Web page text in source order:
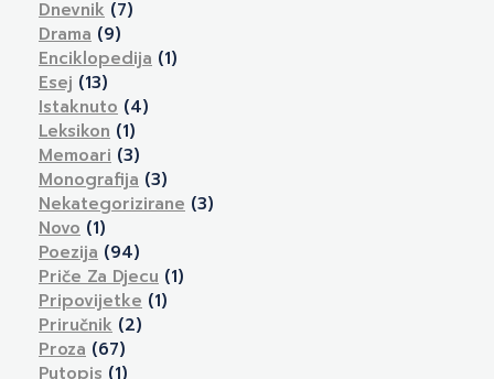
Dnevnik (7)
Drama (9)
Enciklopedija (1)
Esej (13)
Istaknuto (4)
Leksikon (1)
Memoari (3)
Monografija (3)
Nekategorizirane (3)
Novo (1)
Poezija (94)
Priče Za Djecu (1)
Pripovijetke (1)
Priručnik (2)
Proza (67)
Putopis (1)